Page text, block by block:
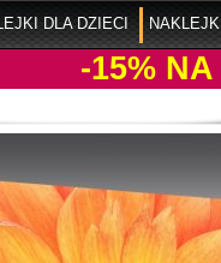
DLA DZIECI
-15% NA